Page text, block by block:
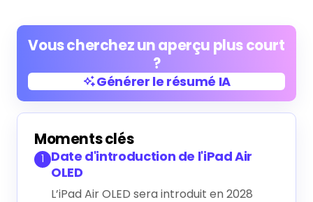
Vous cherchez un aperçu plus court
?
Générer le résumé IA
Générer le résumé IA
Moments clés
1
Date d'introduction de l'iPad Air
OLED
L’iPad Air OLED sera introduit en 2028